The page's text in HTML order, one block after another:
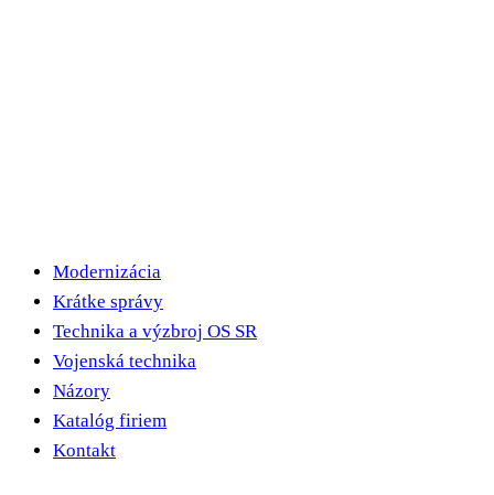
Modernizácia
Krátke správy
Technika a výzbroj OS SR
Vojenská technika
Názory
Katalóg firiem
Kontakt